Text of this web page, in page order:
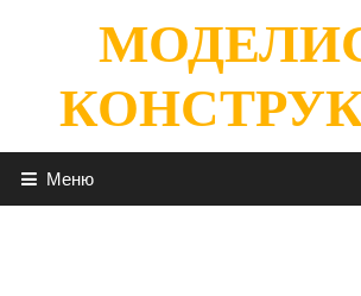
содержимому
Меню